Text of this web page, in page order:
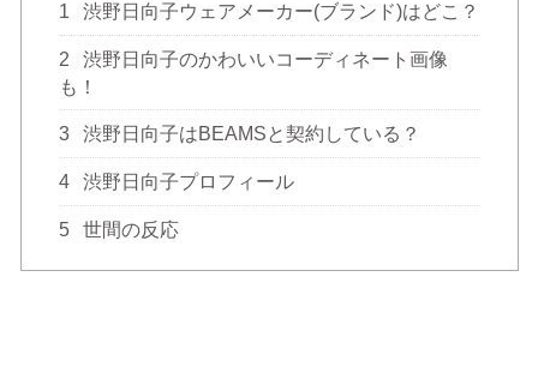
1 渋野日向子ウェアメーカー(ブランド)はどこ？
2
渋野日向子のかわいいコーディネート画像
も！
3 渋野日向子はBEAMSと契約している？
4 渋野日向子プロフィール
5 世間の反応